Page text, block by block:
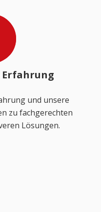
und unsere
zu fachgerechten
Lösungen.